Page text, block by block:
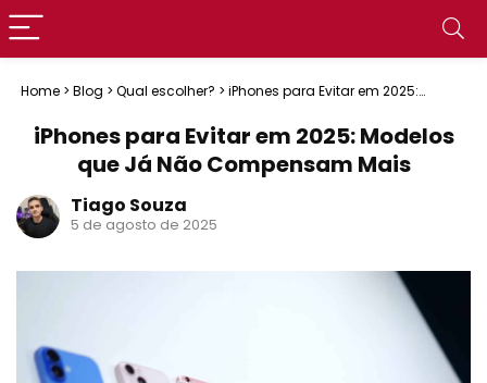
Home > Blog > Qual escolher? > iPhones para Evitar em 2025:
iPhones para Evitar em 2025: Modelos
que Já Não Compensam Mais
Tiago Souza
5 de agosto de 2025